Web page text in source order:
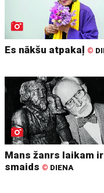
Es nākšu atpakaļ ©
Mans žanrs laikam ir
smaids © DIENA